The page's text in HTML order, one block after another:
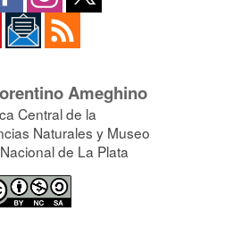
Ameghino
Central de la
Naturales y Museo
de La Plata